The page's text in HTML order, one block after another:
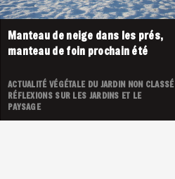
Manteau de neige dans les prés,
manteau de foin prochain été
ACTUALITÉ VÉGÉTALE DU JARDIN NON CLASSÉ
RÉFLEXIONS SUR LES JARDINS ET LE
PAYSAGE